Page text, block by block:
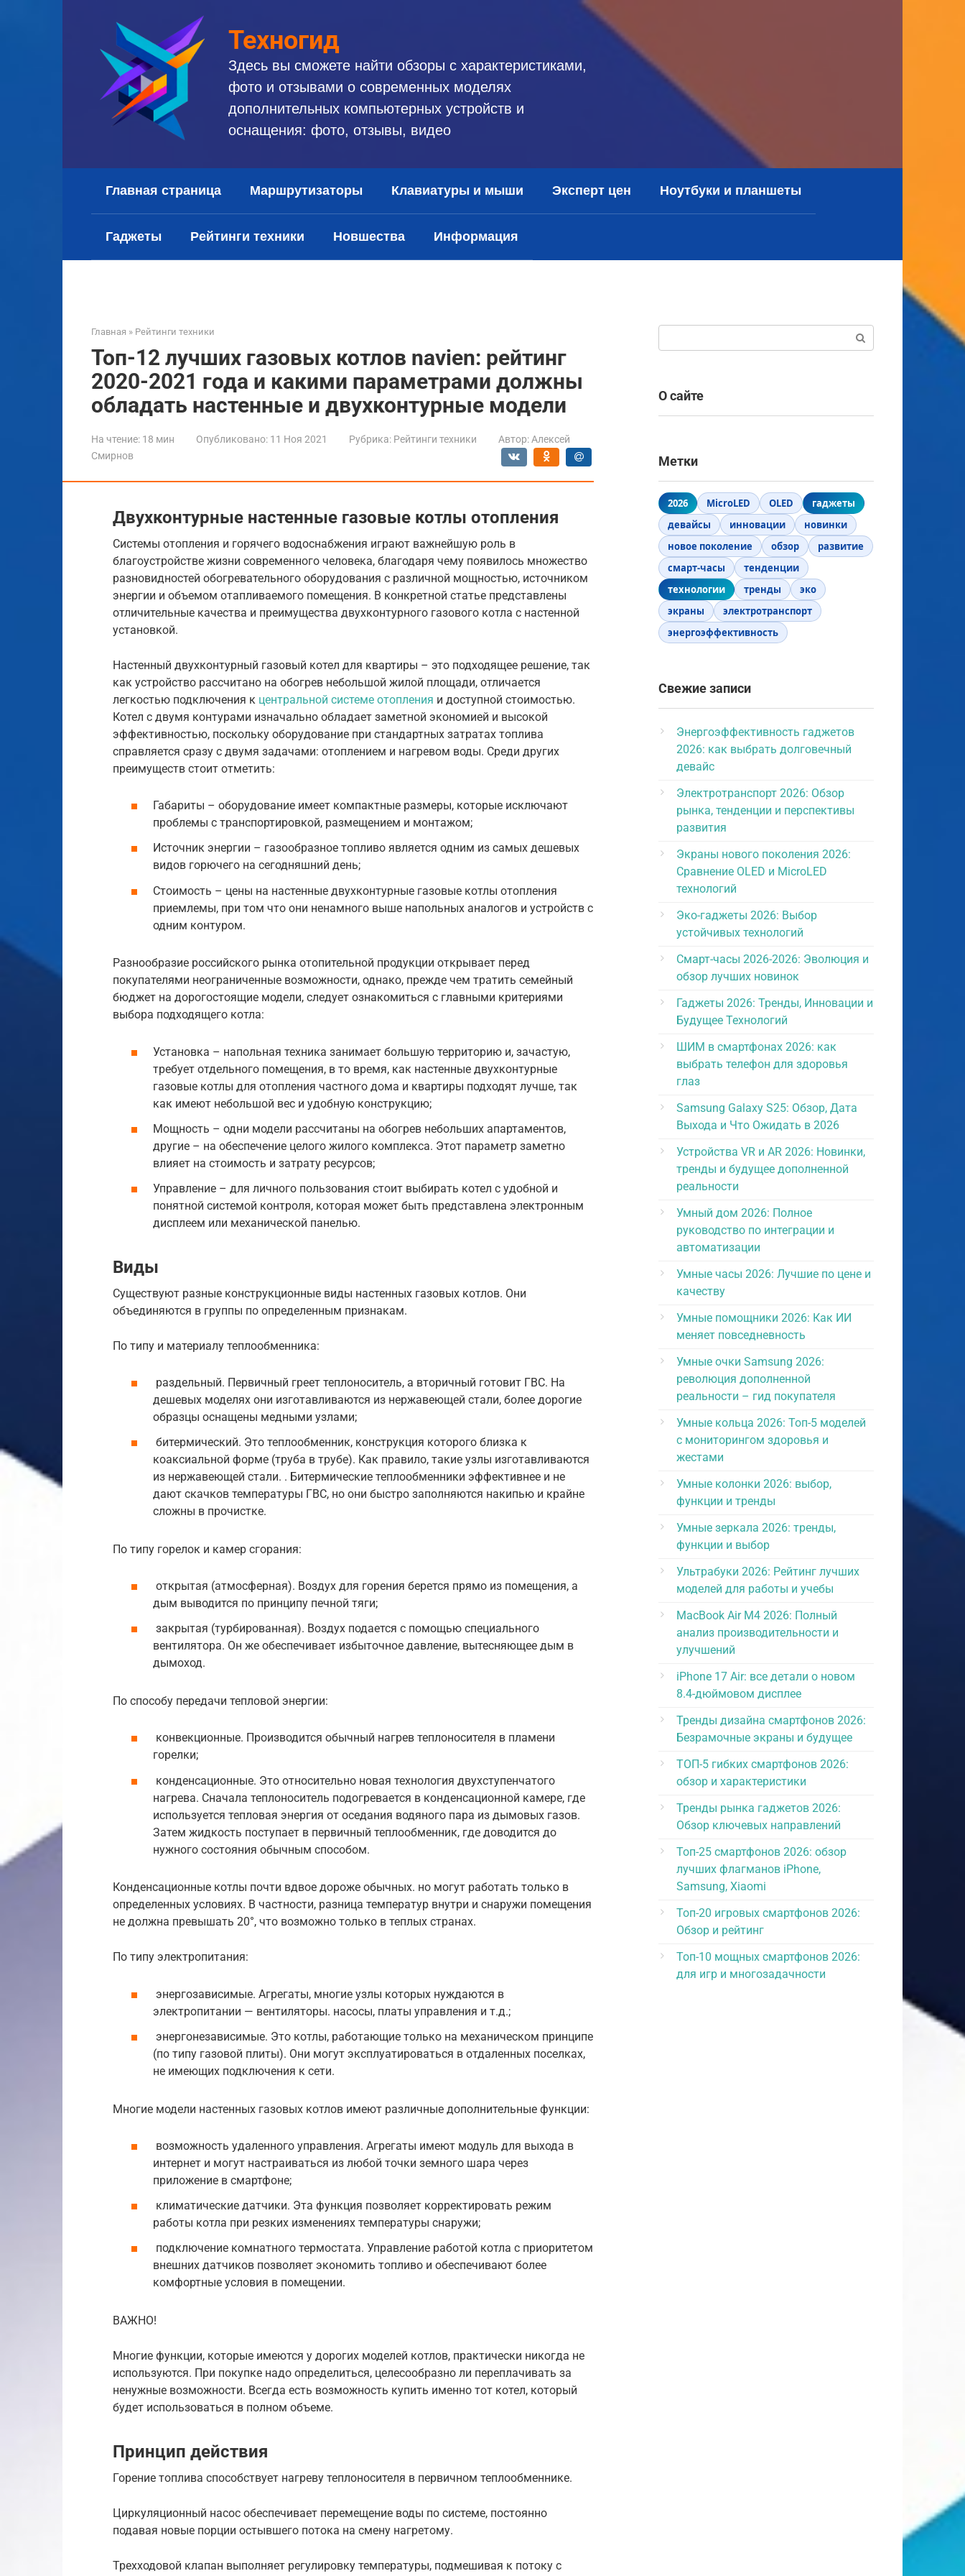
Техногид
Здесь вы сможете найти обзоры с характеристиками,
фото и отзывами о современных моделях
дополнительных компьютерных устройств и
оснащения: фото, отзывы, видео
Главная страница Маршрутизаторы Клавиатуры и мыши Эксперт цен Ноутбуки и планшеты
Гаджеты Рейтинги техники Новшества Информация
Главная » Рейтинги техники
Топ-12 лучших газовых котлов navien: рейтинг
2020-2021 года и какими параметрами должны
обладать настенные и двухконтурные модели
На чтение: 18 мин Опубликовано: 11 Ноя 2021 Рубрика: Рейтинги техники Автор: Алексей
Смирнов
Двухконтурные настенные газовые котлы отопления
Системы отопления и горячего водоснабжения играют важнейшую роль в
благоустройстве жизни современного человека, благодаря чему появилось множество
разновидностей обогревательного оборудования с различной мощностью, источником
энергии и объемом отапливаемого помещения. В конкретной статье представлены
отличительные качества и преимущества двухконтурного газового котла с настенной
установкой.
Настенный двухконтурный газовый котел для квартиры – это подходящее решение, так
как устройство рассчитано на обогрев небольшой жилой площади, отличается
легкостью подключения к центральной системе отопления и доступной стоимостью.
Котел с двумя контурами изначально обладает заметной экономией и высокой
эффективностью, поскольку оборудование при стандартных затратах топлива
справляется сразу с двумя задачами: отоплением и нагревом воды. Среди других
преимуществ стоит отметить:
Габариты – оборудование имеет компактные размеры, которые исключают
проблемы с транспортировкой, размещением и монтажом;
Источник энергии – газообразное топливо является одним из самых дешевых
видов горючего на сегодняшний день;
Стоимость – цены на настенные двухконтурные газовые котлы отопления
приемлемы, при том что они ненамного выше напольных аналогов и устройств с
одним контуром.
Разнообразие российского рынка отопительной продукции открывает перед
покупателями неограниченные возможности, однако, прежде чем тратить семейный
бюджет на дорогостоящие модели, следует ознакомиться с главными критериями
выбора подходящего котла:
Установка – напольная техника занимает большую территорию и, зачастую,
требует отдельного помещения, в то время, как настенные двухконтурные
газовые котлы для отопления частного дома и квартиры подходят лучше, так
как имеют небольшой вес и удобную конструкцию;
Мощность – одни модели рассчитаны на обогрев небольших апартаментов,
другие – на обеспечение целого жилого комплекса. Этот параметр заметно
влияет на стоимость и затрату ресурсов;
Управление – для личного пользования стоит выбирать котел с удобной и
понятной системой контроля, которая может быть представлена электронным
дисплеем или механической панелью.
Виды
Существуют разные конструкционные виды настенных газовых котлов. Они
объединяются в группы по определенным признакам.
По типу и материалу теплообменника:
раздельный. Первичный греет теплоноситель, а вторичный готовит ГВС. На
дешевых моделях они изготавливаются из нержавеющей стали, более дорогие
образцы оснащены медными узлами;
битермический. Это теплообменник, конструкция которого близка к
коаксиальной форме (труба в трубе). Как правило, такие узлы изготавливаются
из нержавеющей стали. . Битермические теплообменники эффективнее и не
дают скачков температуры ГВС, но они быстро заполняются накипью и крайне
сложны в прочистке.
По типу горелок и камер сгорания:
открытая (атмосферная). Воздух для горения берется прямо из помещения, а
дым выводится по принципу печной тяги;
закрытая (турбированная). Воздух подается с помощью специального
вентилятора. Он же обеспечивает избыточное давление, вытесняющее дым в
дымоход.
По способу передачи тепловой энергии:
конвекционные. Производится обычный нагрев теплоносителя в пламени
горелки;
конденсационные. Это относительно новая технология двухступенчатого
нагрева. Сначала теплоноситель подогревается в конденсационной камере, где
используется тепловая энергия от оседания водяного пара из дымовых газов.
Затем жидкость поступает в первичный теплообменник, где доводится до
нужного состояния обычным способом.
Конденсационные котлы почти вдвое дороже обычных. но могут работать только в
определенных условиях. В частности, разница температур внутри и снаружи помещения
не должна превышать 20°, что возможно только в теплых странах.
По типу электропитания:
энергозависимые. Агрегаты, многие узлы которых нуждаются в
электропитании — вентиляторы. насосы, платы управления и т.д.;
энергонезависимые. Это котлы, работающие только на механическом принципе
(по типу газовой плиты). Они могут эксплуатироваться в отдаленных поселках,
не имеющих подключения к сети.
Многие модели настенных газовых котлов имеют различные дополнительные функции:
возможность удаленного управления. Агрегаты имеют модуль для выхода в
интернет и могут настраиваться из любой точки земного шара через
приложение в смартфоне;
климатические датчики. Эта функция позволяет корректировать режим
работы котла при резких изменениях температуры снаружи;
подключение комнатного термостата. Управление работой котла с приоритетом
внешних датчиков позволяет экономить топливо и обеспечивают более
комфортные условия в помещении.
ВАЖНО!
Многие функции, которые имеются у дорогих моделей котлов, практически никогда не
используются. При покупке надо определиться, целесообразно ли переплачивать за
ненужные возможности. Всегда есть возможность купить именно тот котел, который
будет использоваться в полном объеме.
Принцип действия
Горение топлива способствует нагреву теплоносителя в первичном теплообменнике.
Циркуляционный насос обеспечивает перемещение воды по системе, постоянно
подавая новые порции остывшего потока на смену нагретому.
Трехходовой клапан выполняет регулировку температуры, подмешивая к потоку с
О сайте
Метки
2026 MicroLED OLED
гаджеты
девайсы
инновации
новинки
новое поколение
обзор
развитие
смарт-часы
тенденции
технологии
тренды
эко
экраны
электротранспорт
энергоэффективность
Свежие записи
Энергоэффективность гаджетов
2026: как выбрать долговечный
девайс
Электротранспорт 2026: Обзор
рынка, тенденции и перспективы
развития
Экраны нового поколения 2026:
Сравнение OLED и MicroLED
технологий
Эко-гаджеты 2026: Выбор
устойчивых технологий
Смарт-часы 2026-2026: Эволюция и
обзор лучших новинок
Гаджеты 2026: Тренды, Инновации и
Будущее Технологий
ШИМ в смартфонах 2026: как
выбрать телефон для здоровья
глаз
Samsung Galaxy S25: Обзор, Дата
Выхода и Что Ожидать в 2026
Устройства VR и AR 2026: Новинки,
тренды и будущее дополненной
реальности
Умный дом 2026: Полное
руководство по интеграции и
автоматизации
Умные часы 2026: Лучшие по цене и
качеству
Умные помощники 2026: Как ИИ
меняет повседневность
Умные очки Samsung 2026:
революция дополненной
реальности – гид покупателя
Умные кольца 2026: Топ-5 моделей
с мониторингом здоровья и
жестами
Умные колонки 2026: выбор,
функции и тренды
Умные зеркала 2026: тренды,
функции и выбор
Ультрабуки 2026: Рейтинг лучших
моделей для работы и учебы
MacBook Air M4 2026: Полный
анализ производительности и
улучшений
iPhone 17 Air: все детали о новом
8.4-дюймовом дисплее
Тренды дизайна смартфонов 2026:
Безрамочные экраны и будущее
ТОП-5 гибких смартфонов 2026:
обзор и характеристики
Тренды рынка гаджетов 2026:
Обзор ключевых направлений
Топ-25 смартфонов 2026: обзор
лучших флагманов iPhone,
Samsung, Xiaomi
Топ-20 игровых смартфонов 2026:
Обзор и рейтинг
Топ-10 мощных смартфонов 2026:
для игр и многозадачности